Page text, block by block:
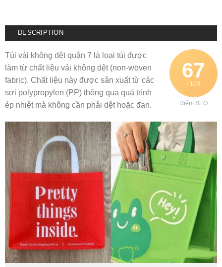
DESCRIPTION
67
/ 100
Điểm SEO
Túi vải không dệt quận 7 là loại túi được
làm từ chất liệu vải không dệt (non-woven
fabric). Chất liệu này được sản xuất từ các
sợi polypropylen (PP) thông qua quá trình
ép nhiệt mà không cần phải dệt hoặc đan.